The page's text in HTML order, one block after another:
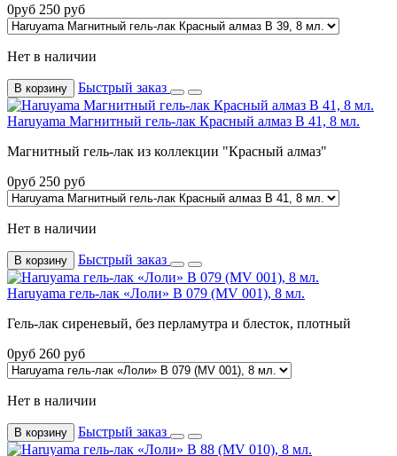
0руб 250 руб
Нет в наличии
В корзину Быстрый заказ
Haruyama Магнитный гель-лак Красный алмаз B 41, 8 мл.
Магнитный гель-лак из коллекции "Красный алмаз"
0руб 250 руб
Нет в наличии
В корзину Быстрый заказ
Haruyama гель-лак «Лоли» B 079 (MV 001), 8 мл.
Гель-лак сиреневый, без перламутра и блесток, плотный
0руб 260 руб
Нет в наличии
В корзину Быстрый заказ